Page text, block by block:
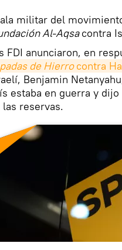
militar del
Al-Aqsacontra
FDI anunciaron, en
de Hierro contra
Benjamin
estaba en guerra y
las reservas.